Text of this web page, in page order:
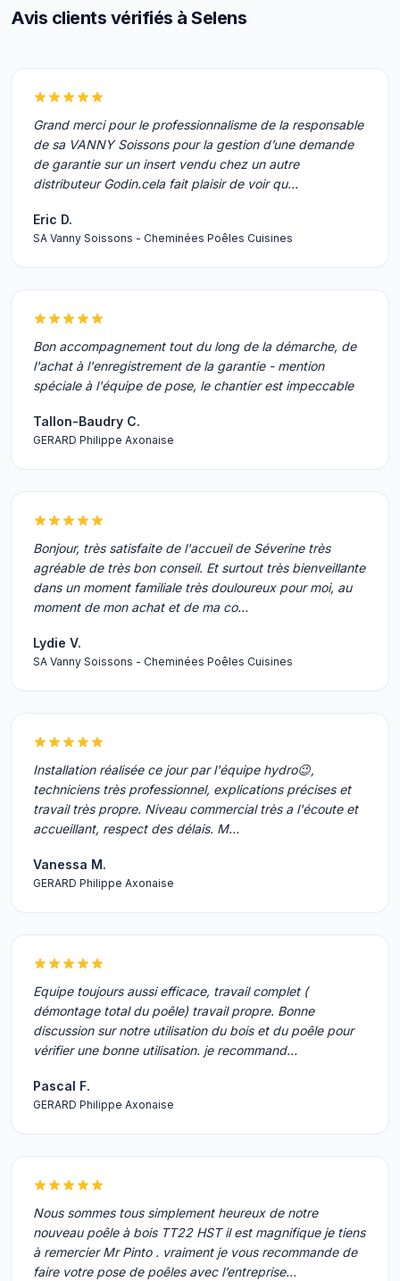
Avis clients vérifiés à Selens
Grand merci pour le professionnalisme de la responsable
de sa VANNY Soissons pour la gestion d’une demande
de garantie sur un insert vendu chez un autre
distributeur Godin.cela fait plaisir de voir qu…
Eric D.
SA Vanny Soissons - Cheminées Poêles Cuisines
Bon accompagnement tout du long de la démarche, de
l'achat à l'enregistrement de la garantie - mention
spéciale à l'équipe de pose, le chantier est impeccable
Tallon-Baudry C.
GERARD Philippe Axonaise
Bonjour, très satisfaite de l'accueil de Séverine très
agréable de très bon conseil. Et surtout très bienveillante
dans un moment familiale très douloureux pour moi, au
moment de mon achat et de ma co…
Lydie V.
SA Vanny Soissons - Cheminées Poêles Cuisines
Installation réalisée ce jour par l'équipe hydro😉,
techniciens très professionnel, explications précises et
travail très propre. Niveau commercial très a l'écoute et
accueillant, respect des délais. M…
Vanessa M.
GERARD Philippe Axonaise
Equipe toujours aussi efficace, travail complet (
démontage total du poêle) travail propre. Bonne
discussion sur notre utilisation du bois et du poêle pour
vérifier une bonne utilisation. je recommand…
Pascal F.
GERARD Philippe Axonaise
Nous sommes tous simplement heureux de notre
nouveau poêle à bois TT22 HST il est magnifique je tiens
à remercier Mr Pinto . vraiment je vous recommande de
faire votre pose de poêles avec l’entreprise…